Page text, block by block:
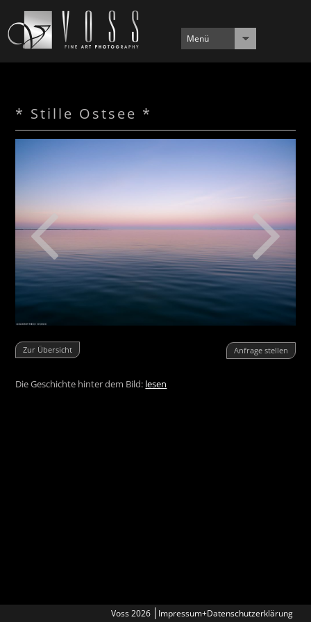
Menü
* Stille Ostsee *
Zur Übersicht Anfrage stellen
Die Geschichte hinter dem Bild: lesen
Voss 2026 Impressum+Datenschutzerklärung